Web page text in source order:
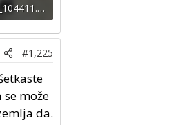
IMG_20260702_104411.jpg
12
#1,225
može
da.